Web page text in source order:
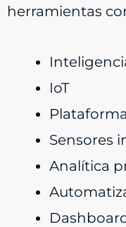
herramientas
IoT
Sensores
Analítica